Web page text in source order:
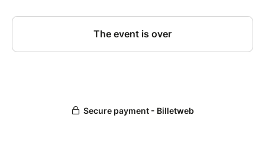
L’équipe organisatrice
Une participation de 8€ vous sera demandée et pour